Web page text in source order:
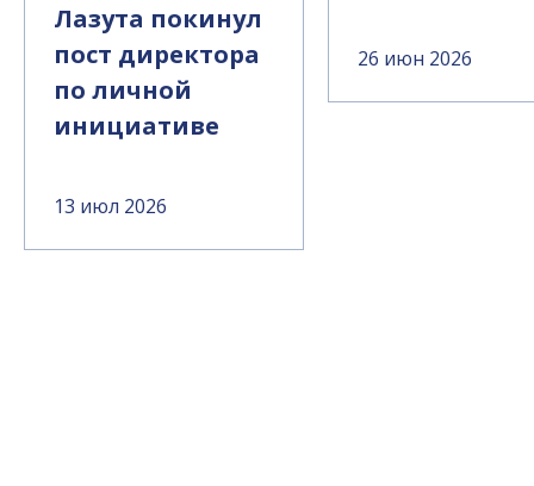
Лазута покинул
пост директора
по личной
инициативе
13 июл 2026
26 июн 2026